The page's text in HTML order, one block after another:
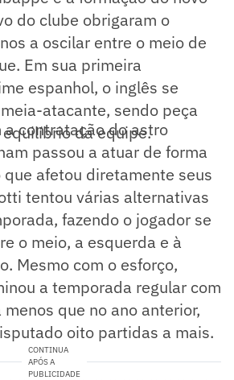
do clube obrigaram o
a oscilar entre o meio de
Em sua primeira
espanhol, o inglês se
atacante, sendo peça
da equipe.
contratação do astro
passou a atuar de forma
que afetou diretamente seus
tentou várias alternativas
fazendo o jogador se
o meio, a esquerda e à
Mesmo com o esforço,
a temporada regular com
que no ano anterior,
oito partidas a mais.
CONTINUA
APÓS A
PUBLICIDADE